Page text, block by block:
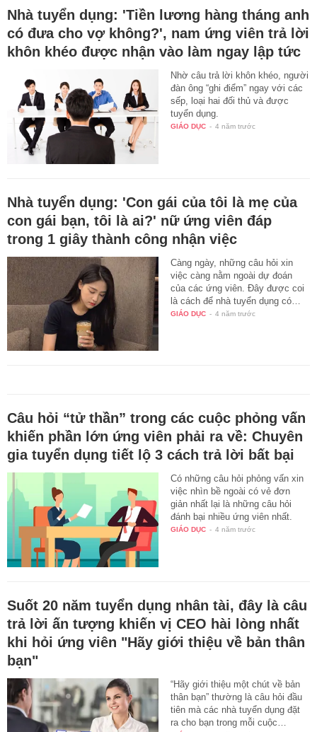
Nhà tuyển dụng: 'Tiền lương hàng tháng anh
có đưa cho vợ không?', nam ứng viên trả lời
khôn khéo được nhận vào làm ngay lập tức
Nhờ câu trả lời khôn khéo, người
đàn ông “ghi điểm” ngay với các
sếp, loại hai đối thủ và được
tuyển dụng.
GIÁO DỤC - 4 năm trước
Nhà tuyển dụng: 'Con gái của tôi là mẹ của
con gái bạn, tôi là ai?' nữ ứng viên đáp
trong 1 giây thành công nhận việc
Càng ngày, những câu hỏi xin
việc càng nằm ngoài dự đoán
của các ứng viên. Đây được coi
là cách để nhà tuyển dụng có…
GIÁO DỤC - 4 năm trước
Câu hỏi “tử thần” trong các cuộc phỏng vấn
khiến phần lớn ứng viên phải ra về: Chuyên
gia tuyển dụng tiết lộ 3 cách trả lời bất bại
Có những câu hỏi phỏng vấn xin
việc nhìn bề ngoài có vẻ đơn
giản nhất lại là những câu hỏi
đánh bại nhiều ứng viên nhất.
GIÁO DỤC - 4 năm trước
Suốt 20 năm tuyển dụng nhân tài, đây là câu
trả lời ấn tượng khiến vị CEO hài lòng nhất
khi hỏi ứng viên "Hãy giới thiệu về bản thân
bạn"
“Hãy giới thiệu một chút về bản
thân bạn” thường là câu hỏi đầu
tiên mà các nhà tuyển dụng đặt
ra cho bạn trong mỗi cuộc…